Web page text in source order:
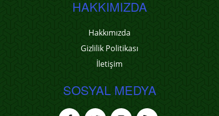
HAKKIMIZDA
Hakkımızda
Gizlilik Politikası
İletişim
SOSYAL MEDYA